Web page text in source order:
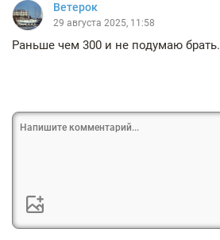
Ветерок
29 августа 2025, 11:58
Раньше чем 300 и не подумаю брать.